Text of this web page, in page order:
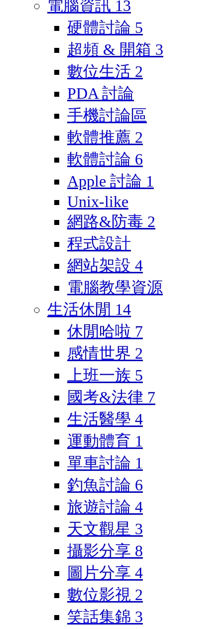
電腦資訊 13
硬體討論 5
超頻 & 開箱 3
數位生活 2
PDA 討論
手機討論區
軟體推薦 2
軟體討論 6
Apple 討論 1
Unix-like
網路&防毒 2
程式設計
網站架設 4
電腦教學資源
生活休閒 14
休閒哈啦 7
感情世界 2
上班一族 5
國考&法律 7
生活醫學 4
運動體育 1
單車討論 1
釣魚討論 6
旅遊討論 4
天文觀星 3
攝影分享 8
圖片分享 4
數位影視 2
笑話集錦 3